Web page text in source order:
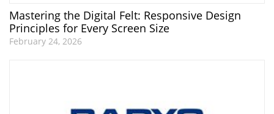
Mastering the Digital Felt: Responsive Design
Principles for Every Screen Size
February 24, 2026